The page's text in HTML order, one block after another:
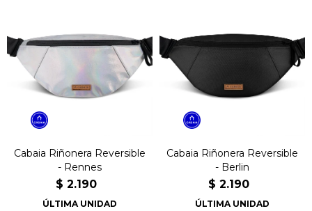
Cabaia Riñonera Reversible
- Rennes
$ 2.190
ÚLTIMA UNIDAD
Cabaia Riñonera Reversible
- Berlin
$ 2.190
ÚLTIMA UNIDAD